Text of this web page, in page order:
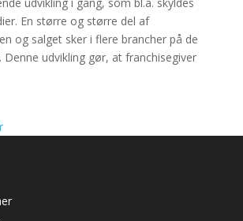
En større og større del af
og salget sker i flere brancher på de
Denne udvikling gør, at franchisegiver